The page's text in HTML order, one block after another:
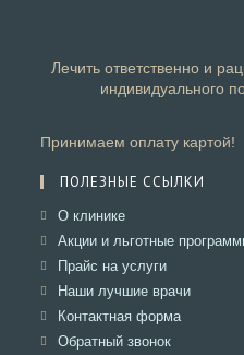
Лечить ответственно и
индивидуального
Принимаем оплату картой!
ПОЛЕЗНЫЕ ССЫЛКИ
О клиникеОткроется
в
вкладке
Акции и льготные
Прайс на услугиОткроется
в
вкладке
Наши лучшие врачи
Контактная форма
Обратный звонокОткроется